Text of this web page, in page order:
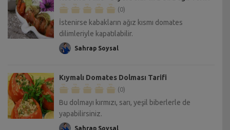
(0)
İstenirse kabakların ağız kısmı domates
dilimleriyle kapatılabilir.
Sahrap Soysal
Kıymalı Domates Dolması Tarifi
(0)
Bu dolmayı kırmızı, sarı, yeşil biberlerle de
yapabilirsiniz.
Sahrap Soysal